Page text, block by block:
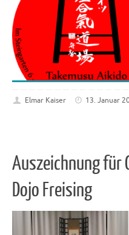
Elmar Kaiser 13. Januar
Auszeichnung für
Dojo Freising